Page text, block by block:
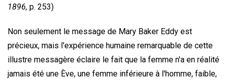
1896, p. 253)
Non seulement le message de Mary Baker Eddy est
précieux, mais l'expérience humaine remarquable de cette
illustre messagère éclaire le fait que la femme n'a en réalité
jamais été une Ève, une femme inférieure à l'homme, faible,